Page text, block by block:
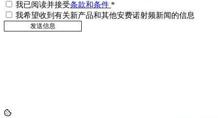
我已阅读并接受条款和条件 *
我希望收到有关新产品和其他安费诺射频新闻的信息